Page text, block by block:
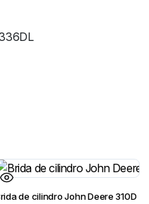
de cilindro John Deere 310D